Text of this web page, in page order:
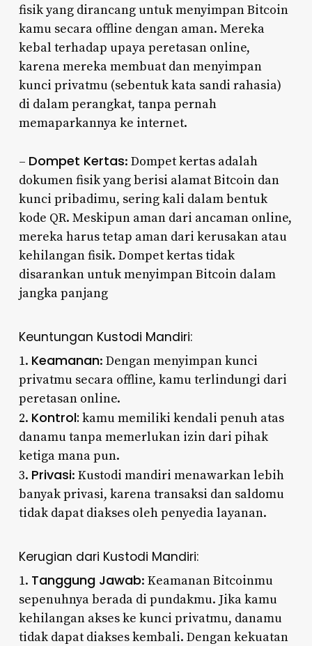
fisik yang dirancang untuk menyimpan Bitcoin
kamu secara offline dengan aman. Mereka
kebal terhadap upaya peretasan online,
karena mereka membuat dan menyimpan
kunci privatmu (sebentuk kata sandi rahasia)
di dalam perangkat, tanpa pernah
memaparkannya ke internet.
– Dompet Kertas: Dompet kertas adalah
dokumen fisik yang berisi alamat Bitcoin dan
kunci pribadimu, sering kali dalam bentuk
kode QR. Meskipun aman dari ancaman online,
mereka harus tetap aman dari kerusakan atau
kehilangan fisik. Dompet kertas tidak
disarankan untuk menyimpan Bitcoin dalam
jangka panjang
Keuntungan Kustodi Mandiri:
1. Keamanan: Dengan menyimpan kunci
privatmu secara offline, kamu terlindungi dari
peretasan online.
2. Kontrol: kamu memiliki kendali penuh atas
danamu tanpa memerlukan izin dari pihak
ketiga mana pun.
3. Privasi: Kustodi mandiri menawarkan lebih
banyak privasi, karena transaksi dan saldomu
tidak dapat diakses oleh penyedia layanan.
Kerugian dari Kustodi Mandiri:
1. Tanggung Jawab: Keamanan Bitcoinmu
sepenuhnya berada di pundakmu. Jika kamu
kehilangan akses ke kunci privatmu, danamu
tidak dapat diakses kembali. Dengan kekuatan